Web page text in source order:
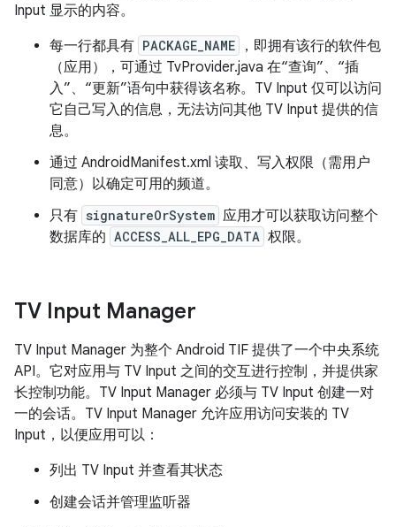
Input 显示的内容。
每一行都具有 PACKAGE_NAME
，即拥有该行的软件包
（应用），可通过 TvProvider.java 在“查询”、“插
入”、“更新”语句中获得该名称。TV Input 仅可以访问
它自己写入的信息，无法访问其他 TV Input 提供的信
息。
通过 AndroidManifest.xml 读取、写入权限（需用户
同意）以确定可用的频道。
只有 signatureOrSystem 应用才可以获取访问整个
数据库的 ACCESS_ALL_EPG_DATA 权限。
TV Input Manager
TV Input Manager 为整个 Android TIF 提供了一个中央系统
API。它对应用与 TV Input 之间的交互进行控制，并提供家
长控制功能。TV Input Manager 必须与 TV Input 创建一对
一的会话。TV Input Manager 允许应用访问安装的 TV
Input，以便应用可以：
列出 TV Input 并查看其状态
创建会话并管理监听器